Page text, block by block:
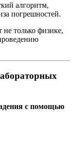
алгоритм,
погрешностей.
не только физике,
с помощью